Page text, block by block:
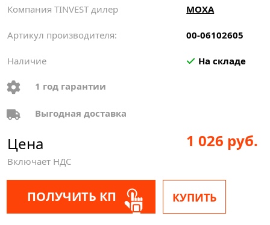
Компания TINVEST дилер MOXA
Артикул производителя: 00-06102605
Наличие На складе
1 год гарантии
Выгодная доставка
Цена
Включает НДС
1 026 руб.
ПОЛУЧИТЬ КП КУПИТЬ